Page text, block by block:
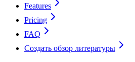
Features
Pricing
FAQ
Создать обзор литературы